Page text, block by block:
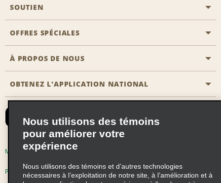
Aviation générale
Emplacements Emerald Aisle
Agents de voyage
Réserver un véhicule pour quelqu'un d'autre
Emerald Club se connecter
Emerald Club S'inscrire
Emerald Club Avantages
SOUTIEN
Clients ayant un handicap
Nous contacter
FAQ
OFFRES SPÉCIALES
Toutes les offres
Abonnement aux courriels
À PROPOS DE NOUS
Histoire de l’entreprise
Responsabilité sociale
Occasions de franchise mondiales
Perspectives de carrière
OBTENEZ L'APPLICATION NATIONAL
Modalités d'utilisation
Politique sur les fichiers témoins
Nous utilisons des témoins
pour améliorer votre
expérience
Nous utilisons des témoins et d’autres technologies
nécessaires à l’exploitation de notre site, à l’amélioration et à